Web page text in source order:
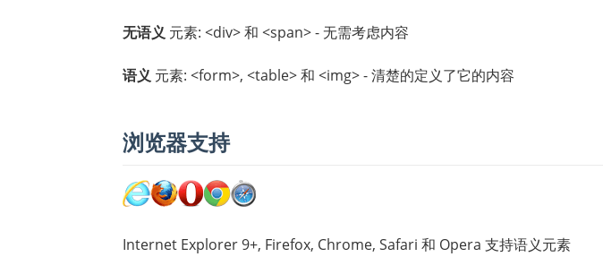
无语义 元素: <div> 和 <span> - 无需考虑内容
语义 元素: <form>, <table> 和 <img> - 清楚的定义了它的内容
浏览器支持
Internet Explorer 9+, Firefox, Chrome, Safari 和 Opera 支持语义元素